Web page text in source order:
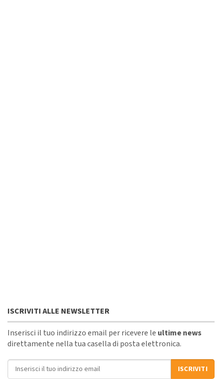
ISCRIVITI ALLE NEWSLETTER
Inserisci il tuo indirizzo email per ricevere le ultime news
direttamente nella tua casella di posta elettronica.
Indirizzo email
ISCRIVITI